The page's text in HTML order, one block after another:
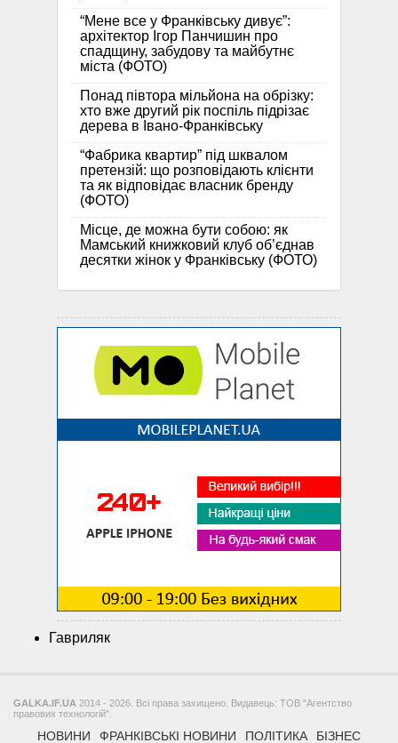
“Мене все у Франківську дивує”:
архітектор Ігор Панчишин про
спадщину, забудову та майбутнє
міста (ФОТО)
Понад півтора мільйона на обрізку:
хто вже другий рік поспіль підрізає
дерева в Івано-Франківську
“Фабрика квартир” під шквалом
претензій: що розповідають клієнти
та як відповідає власник бренду
(ФОТО)
Місце, де можна бути собою: як
Мамський книжковий клуб об’єднав
десятки жінок у Франківську (ФОТО)
Гавриляк
GALKA.IF.UA 2014 - 2026. Всі права захищено. Видавець: ТОВ "Агентство
правових технологій".
НОВИНИ ФРАНКІВСЬКІ НОВИНИ ПОЛІТИКА БІЗНЕС